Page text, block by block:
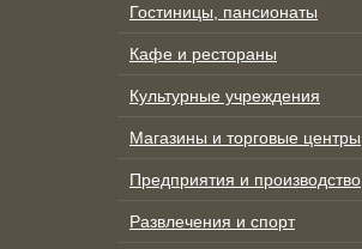
Гостиницы, пансионаты
Кафе и рестораны
Культурные учреждения
Магазины и торговые центры
Предприятия и производство
Развлечения и спорт